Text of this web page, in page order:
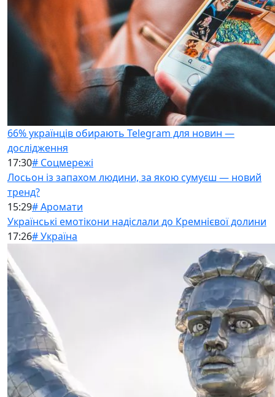
66% українців обирають Telegram для новин —
дослідження
17:30# Соцмережі
Лосьон із запахом людини, за якою сумуєш — новий
тренд?
15:29# Аромати
Українські емотікони надіслали до Кремнієвої долини
17:26# Україна